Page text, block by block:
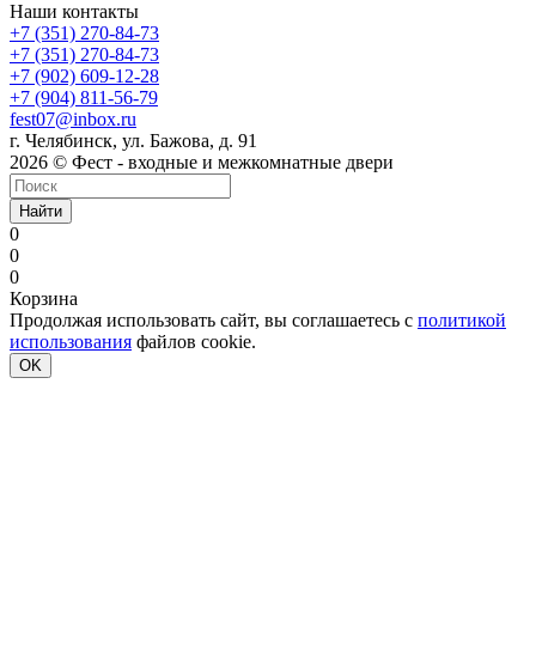
Наши контакты
+7 (351) 270-84-73
+7 (351) 270-84-73
+7 (902) 609-12-28
+7 (904) 811-56-79
fest07@inbox.ru
г. Челябинск, ул. Бажова, д. 91
2026 © Фест - входные и межкомнатные двери
Найти
0
0
0
Корзина
Продолжая использовать сайт, вы соглашаетесь с политикой
использования файлов cookie.
OK